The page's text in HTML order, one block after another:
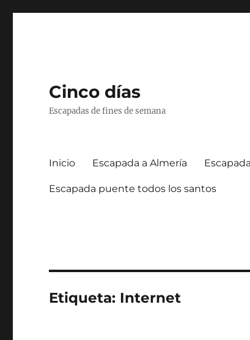
Cinco días
Escapadas de fines de semana
Inicio Escapada a Almería
Escapada puente todos los santos
Etiqueta: Internet